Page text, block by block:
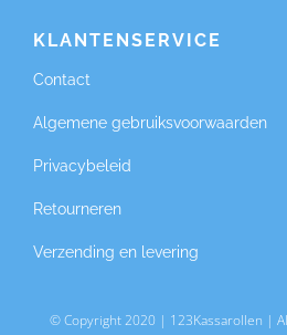
KLANTENSERVICE
Contact
Algemene gebruiksvoorwaarden
Privacybeleid
Retourneren
Verzending en levering
© Copyright 2020 | 123Kassarollen |